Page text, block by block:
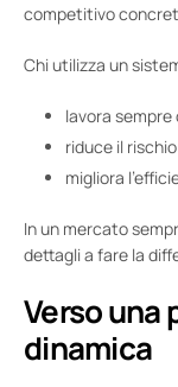
competitivo
Chi utilizza un
lavora
riduce il
migliora
In un mercato
dettagli a fare la
Verso una
dinamica